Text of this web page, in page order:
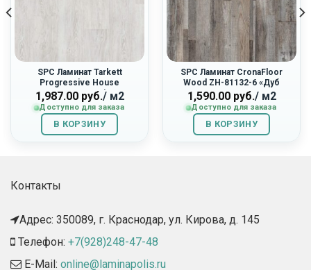
SPC Ламинат Tarkett
Progressive House
277007018 «Eric»
1,987.00руб./ м2
Доступно для заказа
В КОРЗИНУ
SPC Ламинат CronaFloor
Wood ZH-81132-6 «Дуб
Марсель»
1,590.00руб./ м2
Доступно для заказа
В КОРЗИНУ
Контакты
Адрес: 350089, г. Краснодар, ул. Кирова, д. 145​
Телефон: +7(928)248-47-48
E-Mail: online@laminapolis.ru